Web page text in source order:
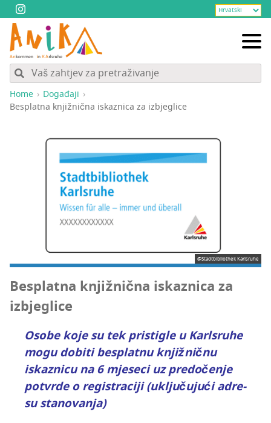
Home
Događaji
Bes­plat­na knjiž­nič­na iskaz­ni­ca za izbjeglice
@Stadtbibliothek Karlsruhe
Bes­plat­na knjiž­nič­na iskaz­ni­ca za
izbjeglice
Oso­be koje su tek pris­ti­gle u Kar­l­sru­he
mogu dobi­ti bes­plat­nu knjiž­nič­nu
iskaz­ni­cu na 6 mje­se­ci uz pre­do­če­nje
pot­vr­de o regis­tra­ci­ji(uklju­ču­ju­ći adre­
su stanovanja)